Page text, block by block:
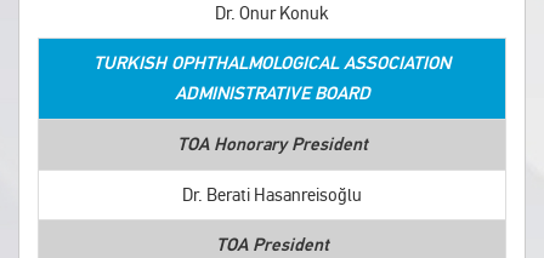
Dr. Onur Konuk
TURKISH OPHTHALMOLOGICAL ASSOCIATION
ADMINISTRATIVE BOARD
TOA Honorary President
Dr. Berati Hasanreisoğlu
TOA President